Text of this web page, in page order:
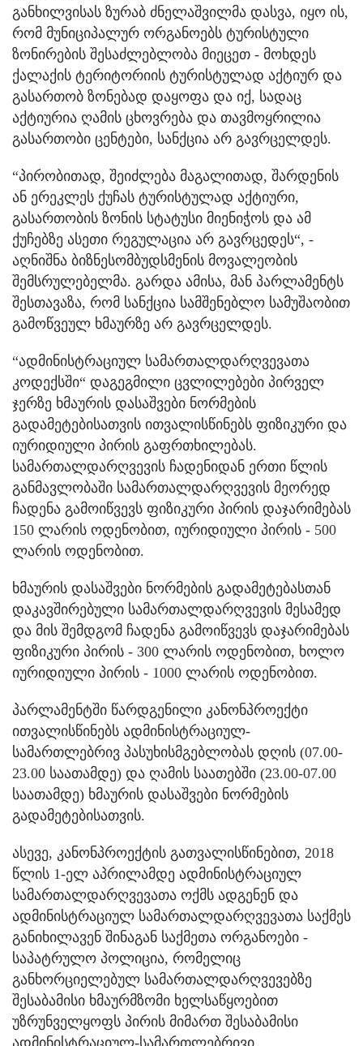
განხილვისას ზურაბ ძნელაშვილმა დასვა, იყო ის,
რომ მუნიციპალურ ორგანოებს ტურისტული
ზონირების შესაძლებლობა მიეცეთ - მოხდეს
ქალაქის ტერიტორიის ტურისტულად აქტიურ და
გასართობ ზონებად დაყოფა და იქ, სადაც
აქტიურია ღამის ცხოვრება და თავმოყრილია
გასართობი ცენტები, სანქცია არ გავრცელდეს.
“პირობითად, შეიძლება მაგალითად, შარდენის
ან ერეკლეს ქუჩას ტურისტულად აქტიური,
გასართობის ზონის სტატუსი მიენიჭოს და ამ
ქუჩებზე ასეთი რეგულაცია არ გავრცედეს“, -
აღნიშნა ბიზნესომბუდსმენის მოვალეობის
შემსრულებელმა. გარდა ამისა, მან პარლამენტს
შესთავაზა, რომ სანქცია სამშენებლო სამუშაობით
გამოწვეულ ხმაურზე არ გავრცელდეს.
“ადმინისტრაციულ სამართალდარღვევათა
კოდექსში“ დაგეგმილი ცვლილებები პირველ
ჯერზე ხმაურის დასაშვები ნორმების
გადამეტებისათვის ითვალისწინებს ფიზიკური და
იურიდიული პირის გაფრთხილებას.
სამართალდარღვევის ჩადენიდან ერთი წლის
განმავლობაში სამართალდარღვევის მეორედ
ჩადენა გამოიწვევს ფიზიკური პირის დაჯარიმებას
150 ლარის ოდენობით, იურიდიული პირის - 500
ლარის ოდენობით.
ხმაურის დასაშვები ნორმების გადამეტებასთან
დაკავშირებული სამართალდარღვევის მესამედ
და მის შემდგომ ჩადენა გამოიწვევს დაჯარიმებას
ფიზიკური პირის - 300 ლარის ოდენობით, ხოლო
იურიდიული პირის - 1000 ლარის ოდენობით.
პარლამენტში წარდგენილი კანონპროექტი
ითვალისწინებს ადმინისტრაციულ-
სამართლებრივ პასუხისმგებლობას დღის (07.00-
23.00 საათამდე) და ღამის საათებში (23.00-07.00
საათამდე) ხმაურის დასაშვები ნორმების
გადამეტებისათვის.
ასევე, კანონპროექტის გათვალისწინებით, 2018
წლის 1-ელ აპრილამდე ადმინისტრაციულ
სამართალდარღვევათა ოქმს ადგენენ და
ადმინისტრაციულ სამართალდარღვევათა საქმეს
განიხილავენ შინაგან საქმეთა ორგანოები -
საპატრულო პოლიცია, რომელიც
განხორციელებულ სამართალდარღვევებზე
შესაბამისი ხმაურმზომი ხელსაწყოებით
უზრუნველყოფს პირის მიმართ შესაბამისი
ადმინისტრაციულ-სამართლებრივი